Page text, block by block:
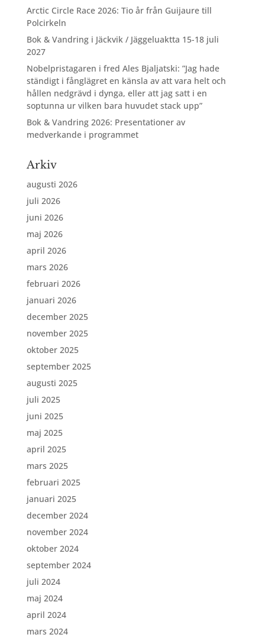
Arctic Circle Race 2026: Tio år från Guijaure till
Polcirkeln
Bok & Vandring i Jäckvik / Jäggeluaktta 15-18 juli
2027
Nobelpristagaren i fred Ales Bjaljatski: ”Jag hade
ständigt i fånglägret en känsla av att vara helt och
hållen nedgrävd i dynga, eller att jag satt i en
soptunna ur vilken bara huvudet stack upp”
Bok & Vandring 2026: Presentationer av
medverkande i programmet
Arkiv
augusti 2026
juli 2026
juni 2026
maj 2026
april 2026
mars 2026
februari 2026
januari 2026
december 2025
november 2025
oktober 2025
september 2025
augusti 2025
juli 2025
juni 2025
maj 2025
april 2025
mars 2025
februari 2025
januari 2025
december 2024
november 2024
oktober 2024
september 2024
juli 2024
maj 2024
april 2024
mars 2024